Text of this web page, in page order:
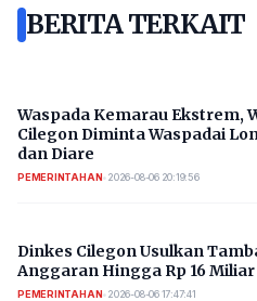
BERITA TERKAIT
Waspada Kemarau Ekstrem,
Cilegon Diminta Waspadai
dan Diare
PEMERINTAHAN• 2026-08-06 20:19:56
Dinkes Cilegon Usulkan
Anggaran Hingga Rp 16 Miliar
PEMERINTAHAN• 2026-08-06 17:47:41